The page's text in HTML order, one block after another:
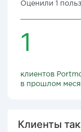
Оценили 1
1
клиентов
в прошлом
Клиенты